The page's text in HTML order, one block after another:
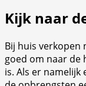
Kijk naar
Bij huis verkopen
goed om naar de
is. Als er